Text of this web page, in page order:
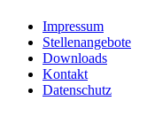
Impressum
Stellenangebote
Downloads
Kontakt
Datenschutz